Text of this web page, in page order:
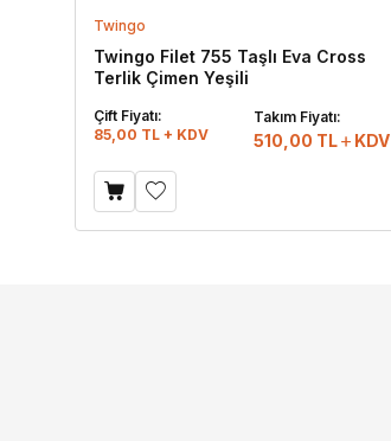
Twingo
Twingo Filet 755 Taşlı Eva Cross
Terlik Çimen Yeşili
Çift Fiyatı:
85,00 TL + KDV
Takım Fiyatı:
510,00 TL KDV